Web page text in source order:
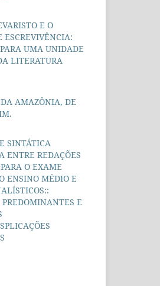
E O
ESCREVIVÊNCIA:
UMA UNIDADE
LITERATURA
AMAZÔNIA, DE
SINTÁTICA
ENTRE REDAÇÕES
O EXAME
ENSINO MÉDIO E
PREDOMINANTES E